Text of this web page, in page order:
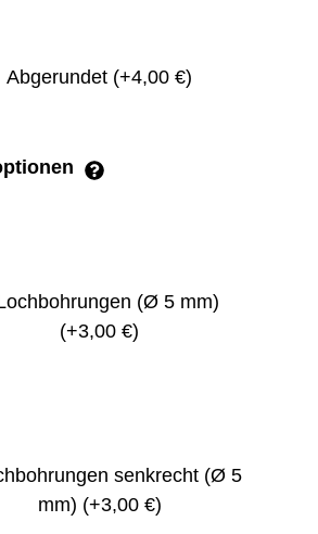
Abgerundet (+4,00 €)
(Ø 5 mm)
(+3,00 €)
senkrecht (Ø 5
mm) (+3,00 €)